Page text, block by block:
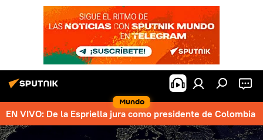
Mundo
EN VIVO: De la Espriella jura como presidente de Colombia